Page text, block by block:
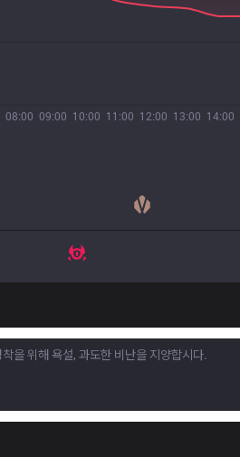
08:00 09:00 10:00 11:00 12:00 13:00 14:00